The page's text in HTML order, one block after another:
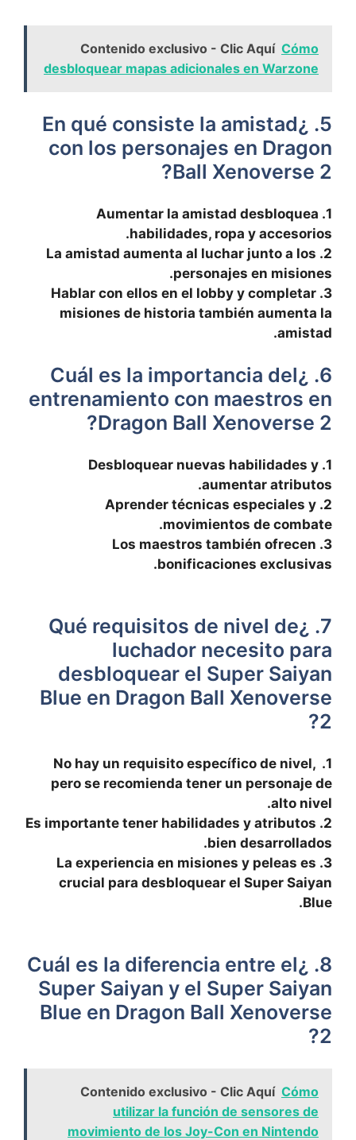
Contenido exclusivo - Clic Aquí Cómo
desbloquear mapas adicionales en Warzone
5. ¿En qué consiste la amistad
con los personajes en Dragon
Ball Xenoverse 2?
1. ⁢Aumentar la amistad desbloquea
habilidades, ropa y accesorios.
2. La amistad aumenta al luchar junto a ‌los
personajes en misiones.
3. Hablar con ellos en el lobby y completar
misiones de historia también aumenta la
amistad.
6. ¿Cuál ⁣es la importancia del
entrenamiento con maestros en​
Dragon Ball Xenoverse 2?
1. Desbloquear nuevas habilidades y
aumentar atributos.
2. Aprender​ técnicas especiales y
movimientos de combate.
3. Los maestros también ofrecen
bonificaciones exclusivas.
7. ¿Qué requisitos de nivel de
luchador⁢ necesito para
desbloquear el Super Saiyan
⁤Blue en Dragon Ball Xenoverse
⁤2?
1. No hay un requisito específico de nivel, ​
pero se recomienda ​tener un personaje de
alto nivel.
2. Es importante tener habilidades y atributos
bien desarrollados.
3. La experiencia en misiones ​y peleas es
crucial para desbloquear el Super Saiyan
Blue.
8. ¿Cuál es la diferencia entre el
Super Saiyan y ‌el Super Saiyan
Blue en Dragon Ball Xenoverse
2?
Contenido exclusivo - Clic Aquí Cómo
utilizar la función de sensores de
movimiento de los Joy-Con en Nintendo